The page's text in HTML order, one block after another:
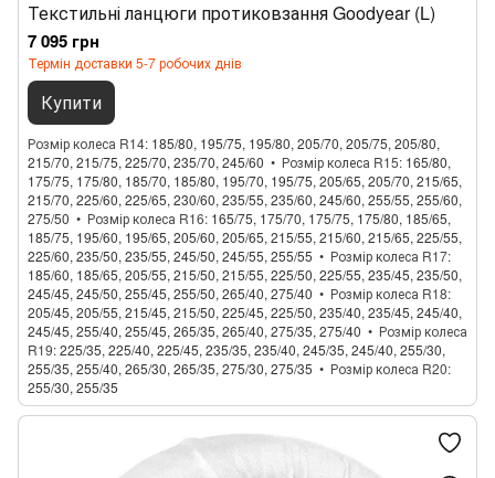
Текстильні ланцюги протиковзання Goodyear (L)
7 095 грн
Термін доставки 5-7 робочих днів
Купити
Розмір колеса R14 185/80, 195/75, 195/80, 205/70, 205/75, 205/80,
215/70, 215/75, 225/70, 235/70, 245/60
Розмір колеса R15 165/80,
175/75, 175/80, 185/70, 185/80, 195/70, 195/75, 205/65, 205/70, 215/65,
215/70, 225/60, 225/65, 230/60, 235/55, 235/60, 245/60, 255/55, 255/60,
275/50
Розмір колеса R16 165/75, 175/70, 175/75, 175/80, 185/65,
185/75, 195/60, 195/65, 205/60, 205/65, 215/55, 215/60, 215/65, 225/55,
225/60, 235/50, 235/55, 245/50, 245/55, 255/55
Розмір колеса R17
185/60, 185/65, 205/55, 215/50, 215/55, 225/50, 225/55, 235/45, 235/50,
245/45, 245/50, 255/45, 255/50, 265/40, 275/40
Розмір колеса R18
205/45, 205/55, 215/45, 215/50, 225/45, 225/50, 235/40, 235/45, 245/40,
245/45, 255/40, 255/45, 265/35, 265/40, 275/35, 275/40
Розмір колеса
R19 225/35, 225/40, 225/45, 235/35, 235/40, 245/35, 245/40, 255/30,
255/35, 255/40, 265/30, 265/35, 275/30, 275/35
Розмір колеса R20
255/30, 255/35